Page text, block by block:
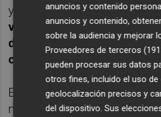
y devolución: «puedes ver
vehículos alrededor de tu
de recogerlo, devolverlo…
cómodo».
El modelo de negociose
marketplace: Wazoo
anuncios y contenido
anuncios y contenido,
sobre la audiencia y mejorar
Proveedores de terceros
pueden procesar sus datos
otros fines, incluido el uso de
geolocalización precisos y
del dispositivo. Sus